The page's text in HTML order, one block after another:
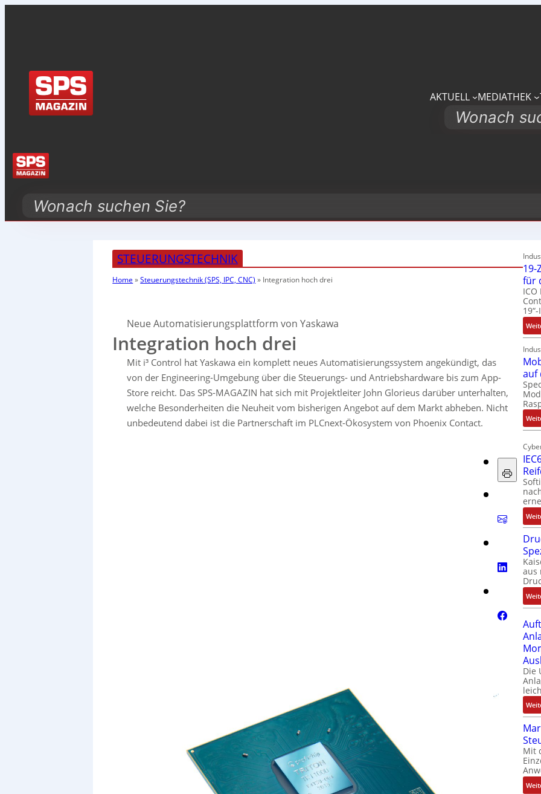
AKTUELL MEDIATHEK
Search
Search
STEUERUNGSTECHNIK
Home »Steuerungstechnik (SPS, IPC, CNC) » Integration hoch drei
Neue Automatisierungsplattform von Yaskawa
Integration hoch drei
Mit i³ Control hat Yaskawa ein komplett neues Automatisierungssystem angekündigt, das
von der Engineering-Umgebung über die Steuerungs- und Antriebshardware bis zum App-
Store reicht. Das SPS-MAGAZIN hat sich mit Projektleiter John Glorieus darüber unterhalten,
welche Besonderheiten die Neuheit vom bisherigen Angebot auf dem Markt abheben. Nicht
unbedeutend dabei ist die Partnerschaft im PLCnext-Ökosystem von Phoenix Contact.
19-
für
auf
aus
Die
Mit